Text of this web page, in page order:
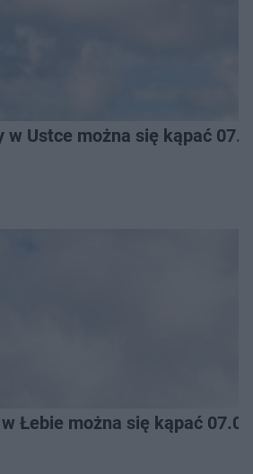
w Ustce można się kąpać
Łebie można się kąpać